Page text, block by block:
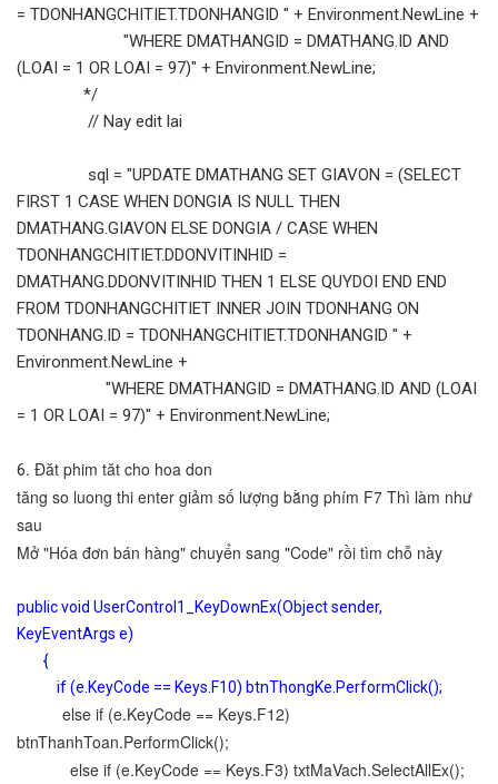
= TDONHANGCHITIET.TDONHANGID " + Environment.NewLine +
"WHERE DMATHANGID = DMATHANG.ID AND
(LOAI = 1 OR LOAI = 97)" + Environment.NewLine;
*/
// Nay edit lai
sql = "UPDATE DMATHANG SET GIAVON = (SELECT
FIRST 1 CASE WHEN DONGIA IS NULL THEN
DMATHANG.GIAVON ELSE DONGIA / CASE WHEN
TDONHANGCHITIET.DDONVITINHID =
DMATHANG.DDONVITINHID THEN 1 ELSE QUYDOI END END
FROM TDONHANGCHITIET INNER JOIN TDONHANG ON
TDONHANG.ID = TDONHANGCHITIET.TDONHANGID " +
Environment.NewLine +
"WHERE DMATHANGID = DMATHANG.ID AND (LOAI
= 1 OR LOAI = 97)" + Environment.NewLine;
6. Đăt phim tăt cho hoa don
tăng so luong thi enter giảm số lượng bằng phím F7 Thì làm như
sau
Mở "Hóa đơn bán hàng" chuyển sang "Code" rồi tìm chỗ này
public void UserControl1_KeyDownEx(Object sender,
KeyEventArgs e)
{
if (e.KeyCode == Keys.F10) btnThongKe.PerformClick();
else if (e.KeyCode == Keys.F12)
btnThanhToan.PerformClick();
else if (e.KeyCode == Keys.F3) txtMaVach.SelectAllEx();